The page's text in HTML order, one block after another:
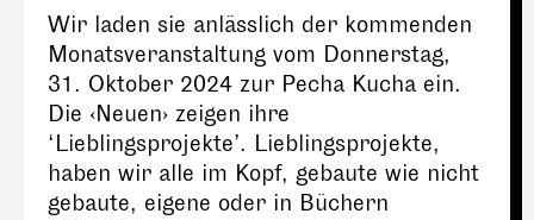
Wir laden sie anlässlich der kommenden
Monatsveranstaltung vom Donnerstag,
31. Oktober 2024 zur Pecha Kucha ein.
Die ‹Neuen› zeigen ihre
‘Lieblingsprojekte’. Lieblingsprojekte,
haben wir alle im Kopf, gebaute wie nicht
gebaute, eigene oder in Büchern